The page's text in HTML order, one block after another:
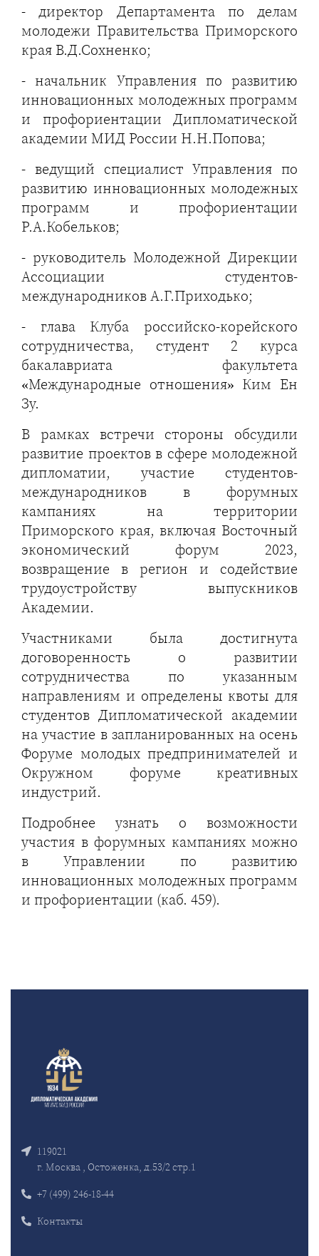
- директор Департамента по делам
молодежи Правительства Приморского
края В.Д.Сохненко;
- начальник Управления по развитию
инновационных молодежных программ
и профориентации Дипломатической
академии МИД России Н.Н.Попова;
- ведущий специалист Управления по
развитию инновационных молодежных
программ и профориентации
Р.А.Кобельков;
- руководитель Молодежной Дирекции
Ассоциации студентов-
международников А.Г.Приходько;
- глава Клуба российско-корейского
сотрудничества, студент 2 курса
бакалавриата факультета
«Международные отношения» Ким Ен
Зу.
В рамках встречи стороны обсудили
развитие проектов в сфере молодежной
дипломатии, участие студентов-
международников в форумных
кампаниях на территории
Приморского края, включая Восточный
экономический форум 2023,
возвращение в регион и содействие
трудоустройству выпускников
Академии.
Участниками была достигнута
договоренность о развитии
сотрудничества по указанным
направлениям и определены квоты для
студентов Дипломатической академии
на участие в запланированных на осень
Форуме молодых предпринимателей и
Окружном форуме креативных
индустрий.
Подробнее узнать о возможности
участия в форумных кампаниях можно
в Управлении по развитию
инновационных молодежных программ
и профориентации (каб. 459).
119021
г. Москва , Остоженка, д.53/2 стр.1
+7 (499) 246-18-44
Контакты